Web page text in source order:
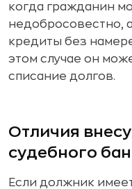
когда гражданин
недобросовестно,
кредиты без
этом случае он
списание долгов.
Отличия
судебного
Если должник